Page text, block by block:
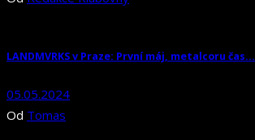
LANDMVRKS v Praze: První máj, metalcoru čas…
05.05.2024
Od Tomas